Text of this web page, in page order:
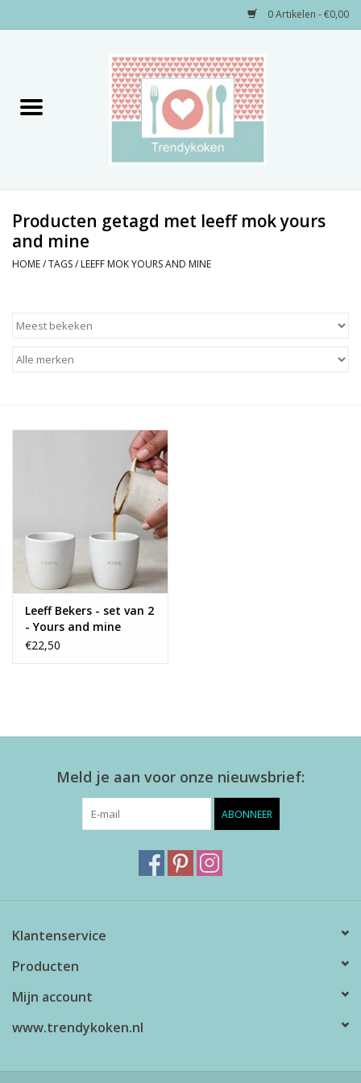
0 Artikelen - €0,00
Decoratie
Keukengerei
Kleuren
Producten getagd met leeff mok yours
and mine
HOME/TAGS/ LEEFF MOK YOURS AND MINE
Leeff Bekers - set van 2
- Yours and mine
€22,50
Meld je aan voor onze nieuwsbrief:
ABONNEER
Klantenservice
Producten
Mijn account
www.trendykoken.nl